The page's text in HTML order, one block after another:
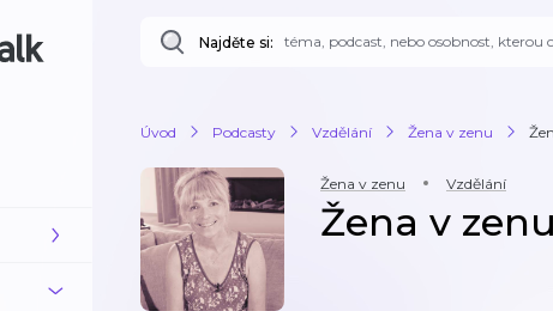
Najděte si:
Úvod Podcasty Vzdělání Žena v zenu
Žena v zenu Vzdělání
Žena v